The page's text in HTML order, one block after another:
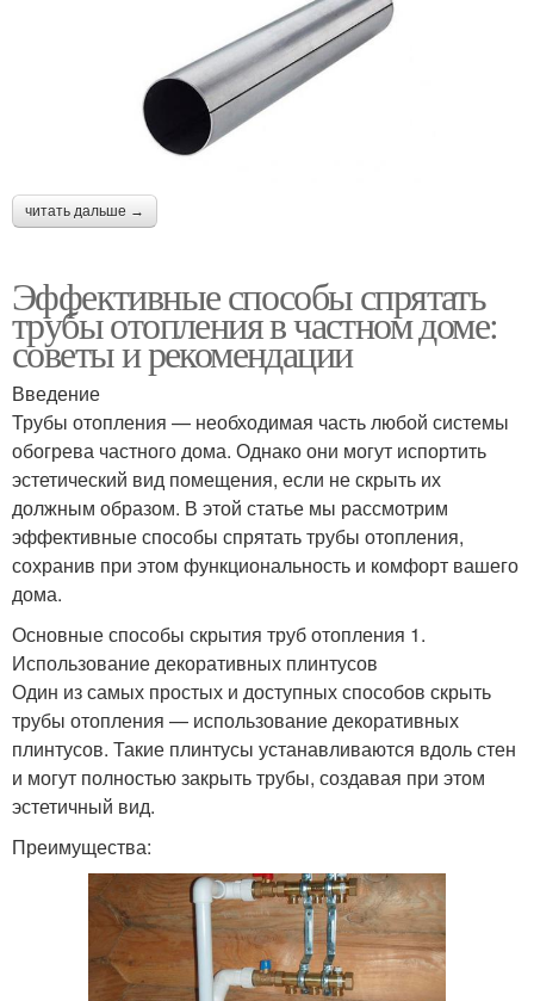
читать дальше →
Эффективные способы спрятать
трубы отопления в частном доме:
советы и рекомендации
Введение
Трубы отопления — необходимая часть любой системы
обогрева частного дома. Однако они могут испортить
эстетический вид помещения, если не скрыть их
должным образом. В этой статье мы рассмотрим
эффективные способы спрятать трубы отопления,
сохранив при этом функциональность и комфорт вашего
дома.
Основные способы скрытия труб отопления 1.
Использование декоративных плинтусов
Один из самых простых и доступных способов скрыть
трубы отопления — использование декоративных
плинтусов. Такие плинтусы устанавливаются вдоль стен
и могут полностью закрыть трубы, создавая при этом
эстетичный вид.
Преимущества: